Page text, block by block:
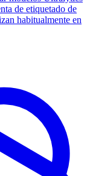
de etiquetado de
habitualmente en